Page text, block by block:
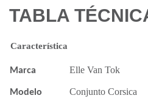
TABLA
Característica
Marca Elle Van Tok
Modelo Conjunto Corsica